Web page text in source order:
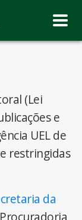
(Lei
e
UEL de
restringidas
da